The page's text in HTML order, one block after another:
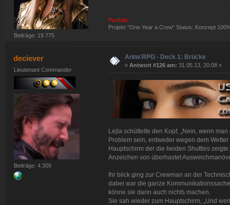
Beiträge: 19.775
Portfolio
Projekt "One Year a Crew" Status: Konzept
deciever
Lieutenant Commander
Beiträge: 4.309
Antw:RPG - Deck 1: Brücke
« Antwort #126 am: 31.05.13, 20:08 »
Lejla schüttelte den Kopf, „Nein, wenn
Problem sein, entweder wegen dem
Hauptschirm der die beiden Shuttles
Anzeichen von überhastet
Ihr blick ging zur Crewman an der
dabei war die ganze
könne sie dann auch nichts machen.
Sie sah wieder zum Hauptschirm, „Und